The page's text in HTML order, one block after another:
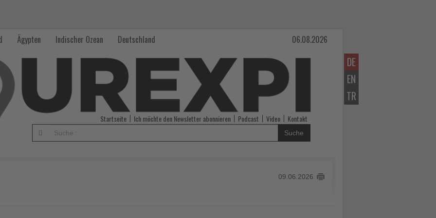
DE
EN
TR
Ägypten Indischer Ozean Deutschland 06.08.2026
Startseite Ich möchte den Newsletter abonnieren Podcast Video Kontakt
Suche
09.06.2026